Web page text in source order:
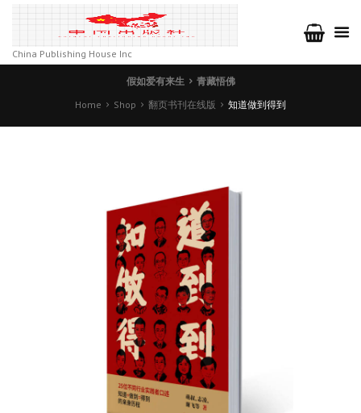
China Publishing House Inc
假如爱有来生
青藏悟佛
Home
Shop 翻页书刊在线版 知道做到得到